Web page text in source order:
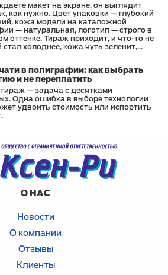
макет на экране, он выглядит
как нужно. Цвет упаковки — глубокий
кожа модели на каталожной
— натуральная, логотип — строго в
оттенке. Тираж приходит, и что-то не
стал холоднее, кожа чуть зеленит,
в полиграфии: как выбрать
и не переплатить
— задача с десятками
Одна ошибка в выборе технологии
удвоить стоимость или испортить
О НАС
Новости
О компании
Отзывы
Клиенты